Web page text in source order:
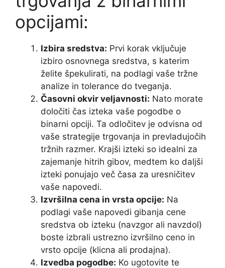
opcijami:
Izbira sredstva: Prvi korak vključuje
izbiro osnovnega sredstva, s katerim
želite špekulirati, na podlagi vaše tržne
analize in tolerance do tveganja.
Časovni okvir veljavnosti: Nato morate
določiti čas izteka vaše pogodbe o
binarni opciji. Ta odločitev je odvisna od
vaše strategije trgovanja in prevladujočih
tržnih razmer. Krajši izteki so idealni za
zajemanje hitrih gibov, medtem ko daljši
izteki ponujajo več časa za uresničitev
vaše napovedi.
Izvršilna cena in vrsta opcije: Na
podlagi vaše napovedi gibanja cene
sredstva ob izteku (navzgor ali navzdol)
boste izbrali ustrezno izvršilno ceno in
vrsto opcije (klicna ali prodajna).
Izvedba pogodbe: Ko ugotovite te